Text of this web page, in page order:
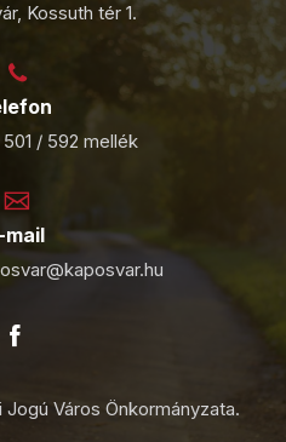
Kossuth tér 1.
/ 592 mellék
mail
Város Önkormányzata.